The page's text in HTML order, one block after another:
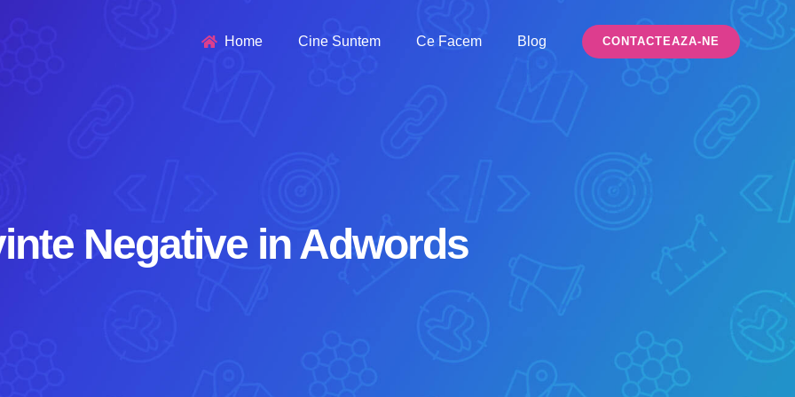
Home Cine Suntem Ce Facem Blog CONTACTEAZA-NE
Negative in Adwords